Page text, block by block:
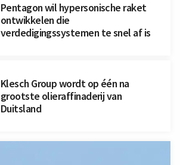
Pentagon wil hypersonische raket
ontwikkelen die
verdedigingssystemen te snel af is
Klesch Group wordt op één na
grootste olieraffinaderij van
Duitsland